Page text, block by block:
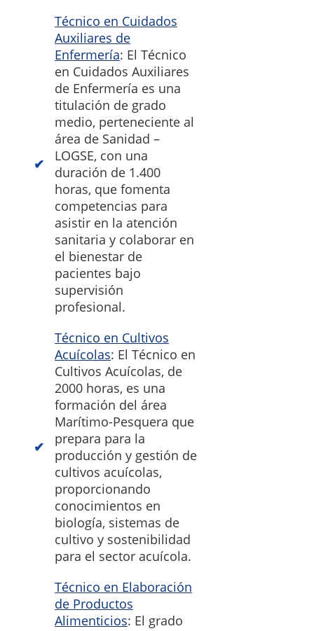
Técnico en Cuidados
Auxiliares de
Enfermería: El Técnico
en Cuidados Auxiliares
de Enfermería es una
titulación de grado
medio, perteneciente al
área de Sanidad –
LOGSE, con una
duración de 1.400
horas, que fomenta
competencias para
asistir en la atención
sanitaria y colaborar en
el bienestar de
pacientes bajo
supervisión
profesional.
Técnico en Cultivos
Acuícolas: El Técnico en
Cultivos Acuícolas, de
2000 horas, es una
formación del área
Marítimo-Pesquera que
prepara para la
producción y gestión de
cultivos acuícolas,
proporcionando
conocimientos en
biología, sistemas de
cultivo y sostenibilidad
para el sector acuícola.
Técnico en Elaboración
de Productos
Alimenticios: El grado